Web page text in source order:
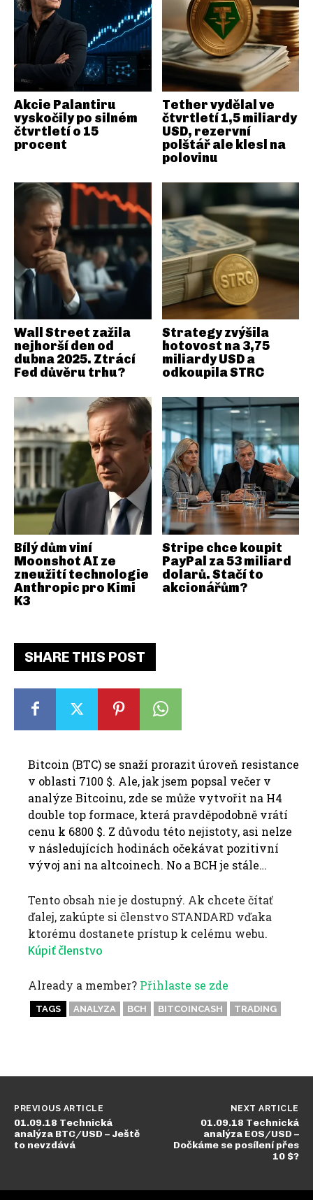
SHARE THIS POST
Bitcoin (BTC) se snaží prorazit úroveň resistance
v oblasti 7100 $. Ale, jak jsem popsal večer v
analýze Bitcoinu, zde se může vytvořit na H4
double top formace, která pravděpodobně vrátí
cenu k 6800 $. Z důvodu této nejistoty, asi nelze
v následujících hodinách očekávat pozitivní
vývoj ani na altcoinech. No a BCH je stále…
Tento obsah nie je dostupný. Ak chcete čítať
ďalej, zakúpte si členstvo STANDARD vďaka
ktorému dostanete prístup k celému webu.
Kúpiť členstvo
Already a member? Přihlaste se zde
TAGS ANALYZA BCH BITCOINCASH TRADING
Akcie Palantiru
vyskočily po silném
čtvrtletí o 15
procent
Tether vydělal ve
čtvrtletí 1,5 miliardy
USD, rezervní
polštář ale klesl na
polovinu
Wall Street zažila
nejhorší den od
dubna 2025. Ztrácí
Fed důvěru trhu?
Strategy zvýšila
hotovost na 3,75
miliardy USD a
odkoupila STRC
Bílý dům viní
Moonshot AI ze
zneužití technologie
Anthropic pro Kimi
K3
Stripe chce koupit
PayPal za 53 miliard
dolarů. Stačí to
akcionářům?
PREVIOUS ARTICLE
01.09.18 Technická
analýza BTC/USD – Ještě
to nevzdává
NEXT ARTICLE
01.09.18 Technická
analýza EOS/USD –
Dočkáme se posílení přes
10 $?